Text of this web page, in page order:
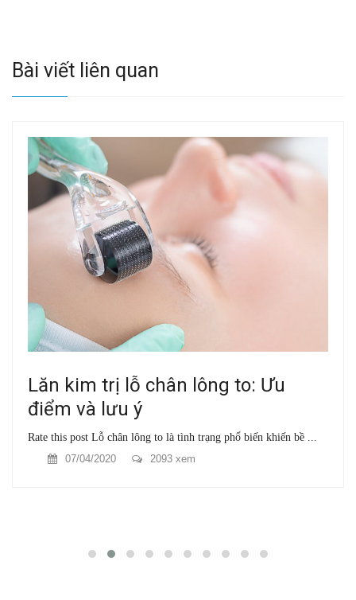
Bài viết liên quan
Lăn kim trị lỗ chân lông to: Ưu
điểm và lưu ý
Rate this post Lỗ chân lông to là tình trạng phổ biến khiến bề ...
07/04/2020
2093 xem